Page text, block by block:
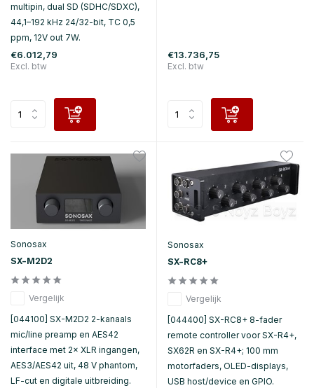
multipin, dual SD (SDHC/SDXC),
44,1–192 kHz 24/32-bit, TC 0,5
ppm, 12V out 7W.
€6.012,79
Excl. btw
€13.736,75
Excl. btw
Sonosax
SX-M2D2
Vergelijk
[044100] SX-M2D2 2-kanaals
mic/line preamp en AES42
interface met 2× XLR ingangen,
AES3/AES42 uit, 48 V phantom,
LF-cut en digitale uitbreiding.
Sonosax
SX-RC8+
Vergelijk
[044400] SX-RC8+ 8-fader
remote controller voor SX-R4+,
SX62R en SX-R4+; 100 mm
motorfaders, OLED-displays,
USB host/device en GPIO.